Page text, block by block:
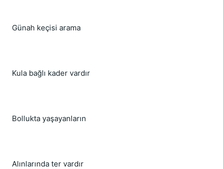
Günah keçisi arama
Kula bağlı kader vardır
Bollukta yaşayanların
Alınlarında ter vardır